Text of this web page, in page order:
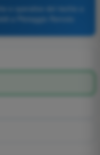
e operative del rischio a
a Pilotaggio Remoto